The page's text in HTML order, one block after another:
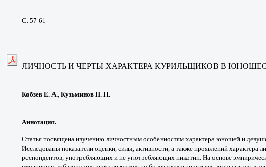
С. 57-61
ЛИЧНОСТЬ И ЧЕРТЫ ХАРАКТЕРА КУРИЛЬЩИКОВ В
Кобзев Е. А., Кузьминов Н. Н.
Аннотация.
Статья посвящена изучению личностным особенностям характера юношей и
Исследованы показатели оценки, силы, активности, а также проявлений характера
респондентов, употребляющих и не употребляющих никотин. На основе